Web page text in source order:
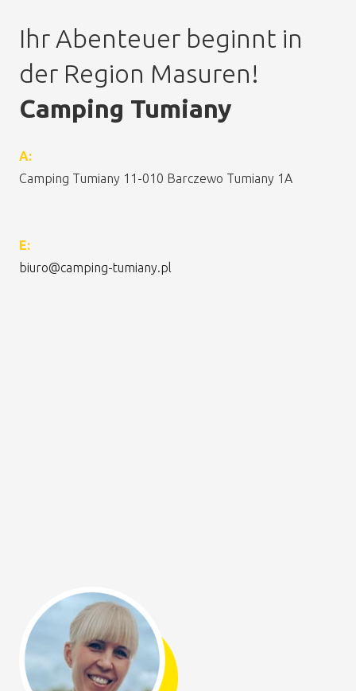
Ihr Abenteuer beginnt in
der Region Masuren!
Camping Tumiany
A:
Camping Tumiany 11-010 Barczewo Tumiany 1A
E:
biuro@camping-tumiany.pl